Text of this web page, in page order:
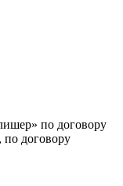
по договору
договору